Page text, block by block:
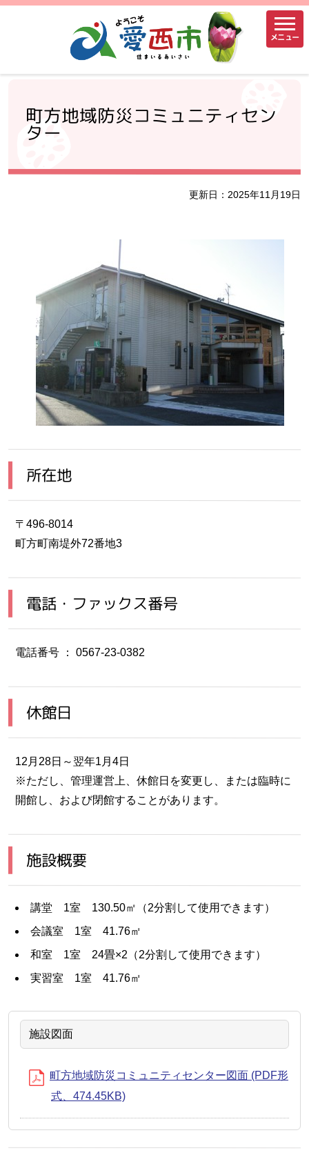
メニュー
町方地域防災コミュニティセン
ター
更新日：2025年11月19日
所在地
〒496-8014
町方町南堤外72番地3
電話・ファックス番号
電話番号 ： 0567-23-0382
休館日
12月28日～翌年1月4日
※ただし、管理運営上、休館日を変更し、または臨時に
開館し、および閉館することがあります。
施設概要
講堂 1室 130.50㎡（2分割して使用できます）
会議室 1室 41.76㎡
和室 1室 24畳×2（2分割して使用できます）
実習室 1室 41.76㎡
施設図面
町方地域防災コミュニティセンター図面 (PDF形
式、474.45KB)